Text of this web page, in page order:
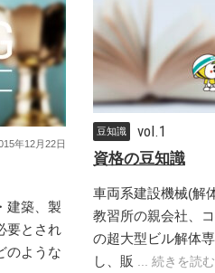
年12月22日
建築、製
要とされ
のような
豆知識 vol.1
資格の豆知識
車両系建設機械(解
教習所の親会社、
の超大型ビル解体
し、販
... 続きを読む